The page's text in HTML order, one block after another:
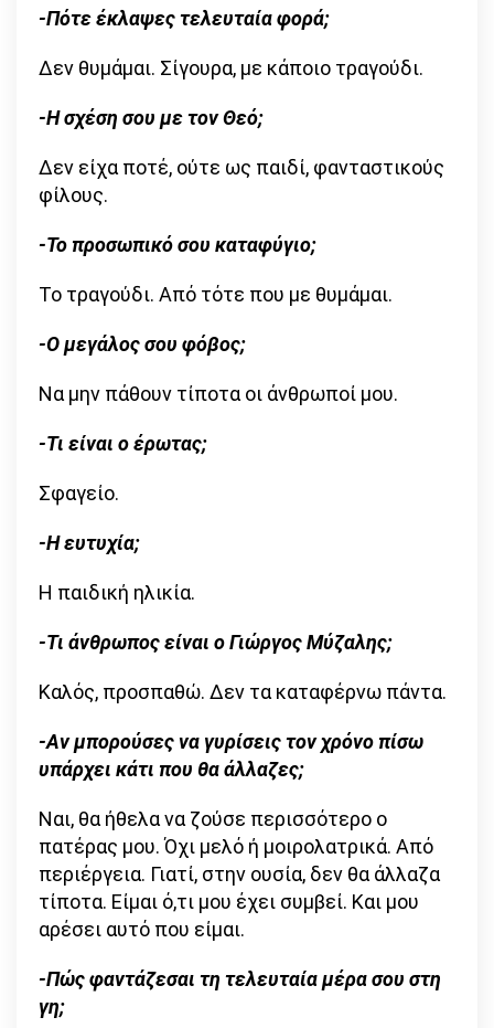
-Πότε έκλαψες τελευταία φορά;
Δεν θυμάμαι. Σίγουρα, με κάποιο τραγούδι.
-Η σχέση σου με τον Θεό;
Δεν είχα ποτέ, ούτε ως παιδί, φανταστικούς
φίλους.
-Το προσωπικό σου καταφύγιο;
Το τραγούδι. Από τότε που με θυμάμαι.
-Ο μεγάλος σου φόβος;
Να μην πάθουν τίποτα οι άνθρωποί μου.
-Τι είναι ο έρωτας;
Σφαγείο.
-Η ευτυχία;
Η παιδική ηλικία.
-Τι άνθρωπος είναι ο Γιώργος Μύζαλης;
Καλός, προσπαθώ. Δεν τα καταφέρνω πάντα.
-Αν μπορούσες να γυρίσεις τον χρόνο πίσω
υπάρχει κάτι που θα άλλαζες;
Ναι, θα ήθελα να ζούσε περισσότερο ο
πατέρας μου. Όχι μελό ή μοιρολατρικά. Από
περιέργεια. Γιατί, στην ουσία, δεν θα άλλαζα
τίποτα. Είμαι ό,τι μου έχει συμβεί. Και μου
αρέσει αυτό που είμαι.
-Πώς φαντάζεσαι τη τελευταία μέρα σου στη
γη;